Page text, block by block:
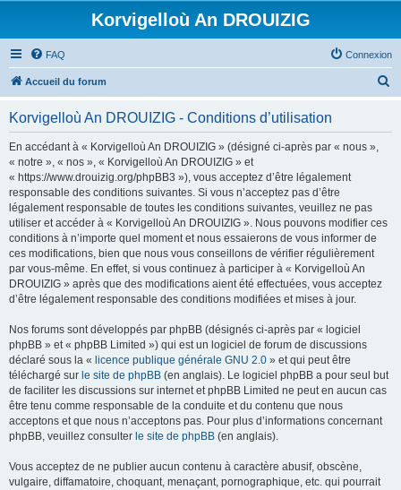
Korvigelloù An DROUIZIG
FAQ Connexion
Accueil du forum
Korvigelloù An DROUIZIG - Conditions d’utilisation
En accédant à « Korvigelloù An DROUIZIG » (désigné ci-après par « nous »,
« notre », « nos », « Korvigelloù An DROUIZIG » et
« https://www.drouizig.org/phpBB3 »), vous acceptez d’être légalement
responsable des conditions suivantes. Si vous n’acceptez pas d’être
légalement responsable de toutes les conditions suivantes, veuillez ne pas
utiliser et accéder à « Korvigelloù An DROUIZIG ». Nous pouvons modifier ces
conditions à n’importe quel moment et nous essaierons de vous informer de
ces modifications, bien que nous vous conseillons de vérifier régulièrement
par vous-même. En effet, si vous continuez à participer à « Korvigelloù An
DROUIZIG » après que des modifications aient été effectuées, vous acceptez
d’être légalement responsable des conditions modifiées et mises à jour.
Nos forums sont développés par phpBB (désignés ci-après par « logiciel
phpBB » et « phpBB Limited ») qui est un logiciel de forum de discussions
déclaré sous la « licence publique générale GNU 2.0 » et qui peut être
téléchargé sur le site de phpBB (en anglais). Le logiciel phpBB a pour seul but
de faciliter les discussions sur internet et phpBB Limited ne peut en aucun cas
être tenu comme responsable de la conduite et du contenu que nous
acceptons et que nous n’acceptons pas. Pour plus d’informations concernant
phpBB, veuillez consulter le site de phpBB (en anglais).
Vous acceptez de ne publier aucun contenu à caractère abusif, obscène,
vulgaire, diffamatoire, choquant, menaçant, pornographique, etc. qui pourrait